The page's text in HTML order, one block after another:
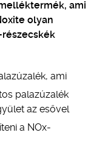
ami
olyan
ami
palazúzalék
az esővel
a NOx-